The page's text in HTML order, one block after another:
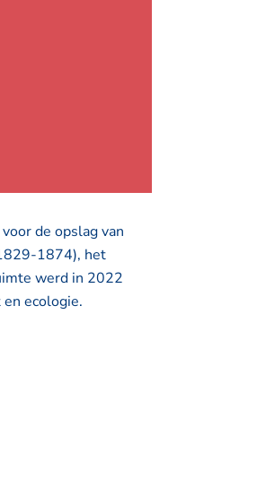
de opslag van
1874), het
werd in 2022
ecologie.